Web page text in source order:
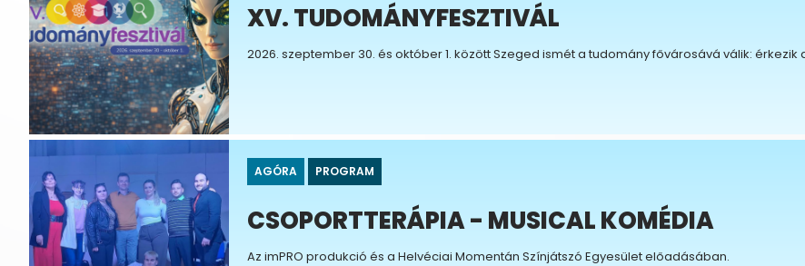
XV. TUDOMÁNYFESZTIVÁL
2026. szeptember 30. és október 1. között Szeged ismét a tudomány fővárosává válik: érkezik
AGÓRA PROGRAM
CSOPORTTERÁPIA - MUSICAL KOMÉDIA
Az imPRO produkció és a Helvéciai Momentán Színjátszó Egyesület előadásában.